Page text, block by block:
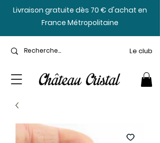
​Livraison gratuite dès 70 € d'achat en
France Métropolitaine
Le club